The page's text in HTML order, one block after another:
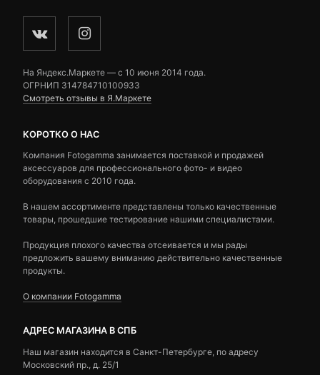
На Яндекс.Маркете — c 10 июня 2014 года.
ОГРНИП 314784710100933
Смотреть отзывы в Я.Маркете
КОРОТКО О НАС
Компания Fotogamma занимается поставкой и продажей
аксессуаров для профессионального фото- и видео
оборудования с 2010 года.
В нашем ассортименте представлены только качественные
товары, прошедшие тестирование нашими специалистами.
Продукция плохого качества отсеивается и мы рады
предложить вашему вниманию действительно качественные
продукты.
О компании Fotogamma
АДРЕС МАГАЗИНА В СПБ
Наш магазин находится в Санкт-Петербурге, по адресу
Московский пр., д. 25/1